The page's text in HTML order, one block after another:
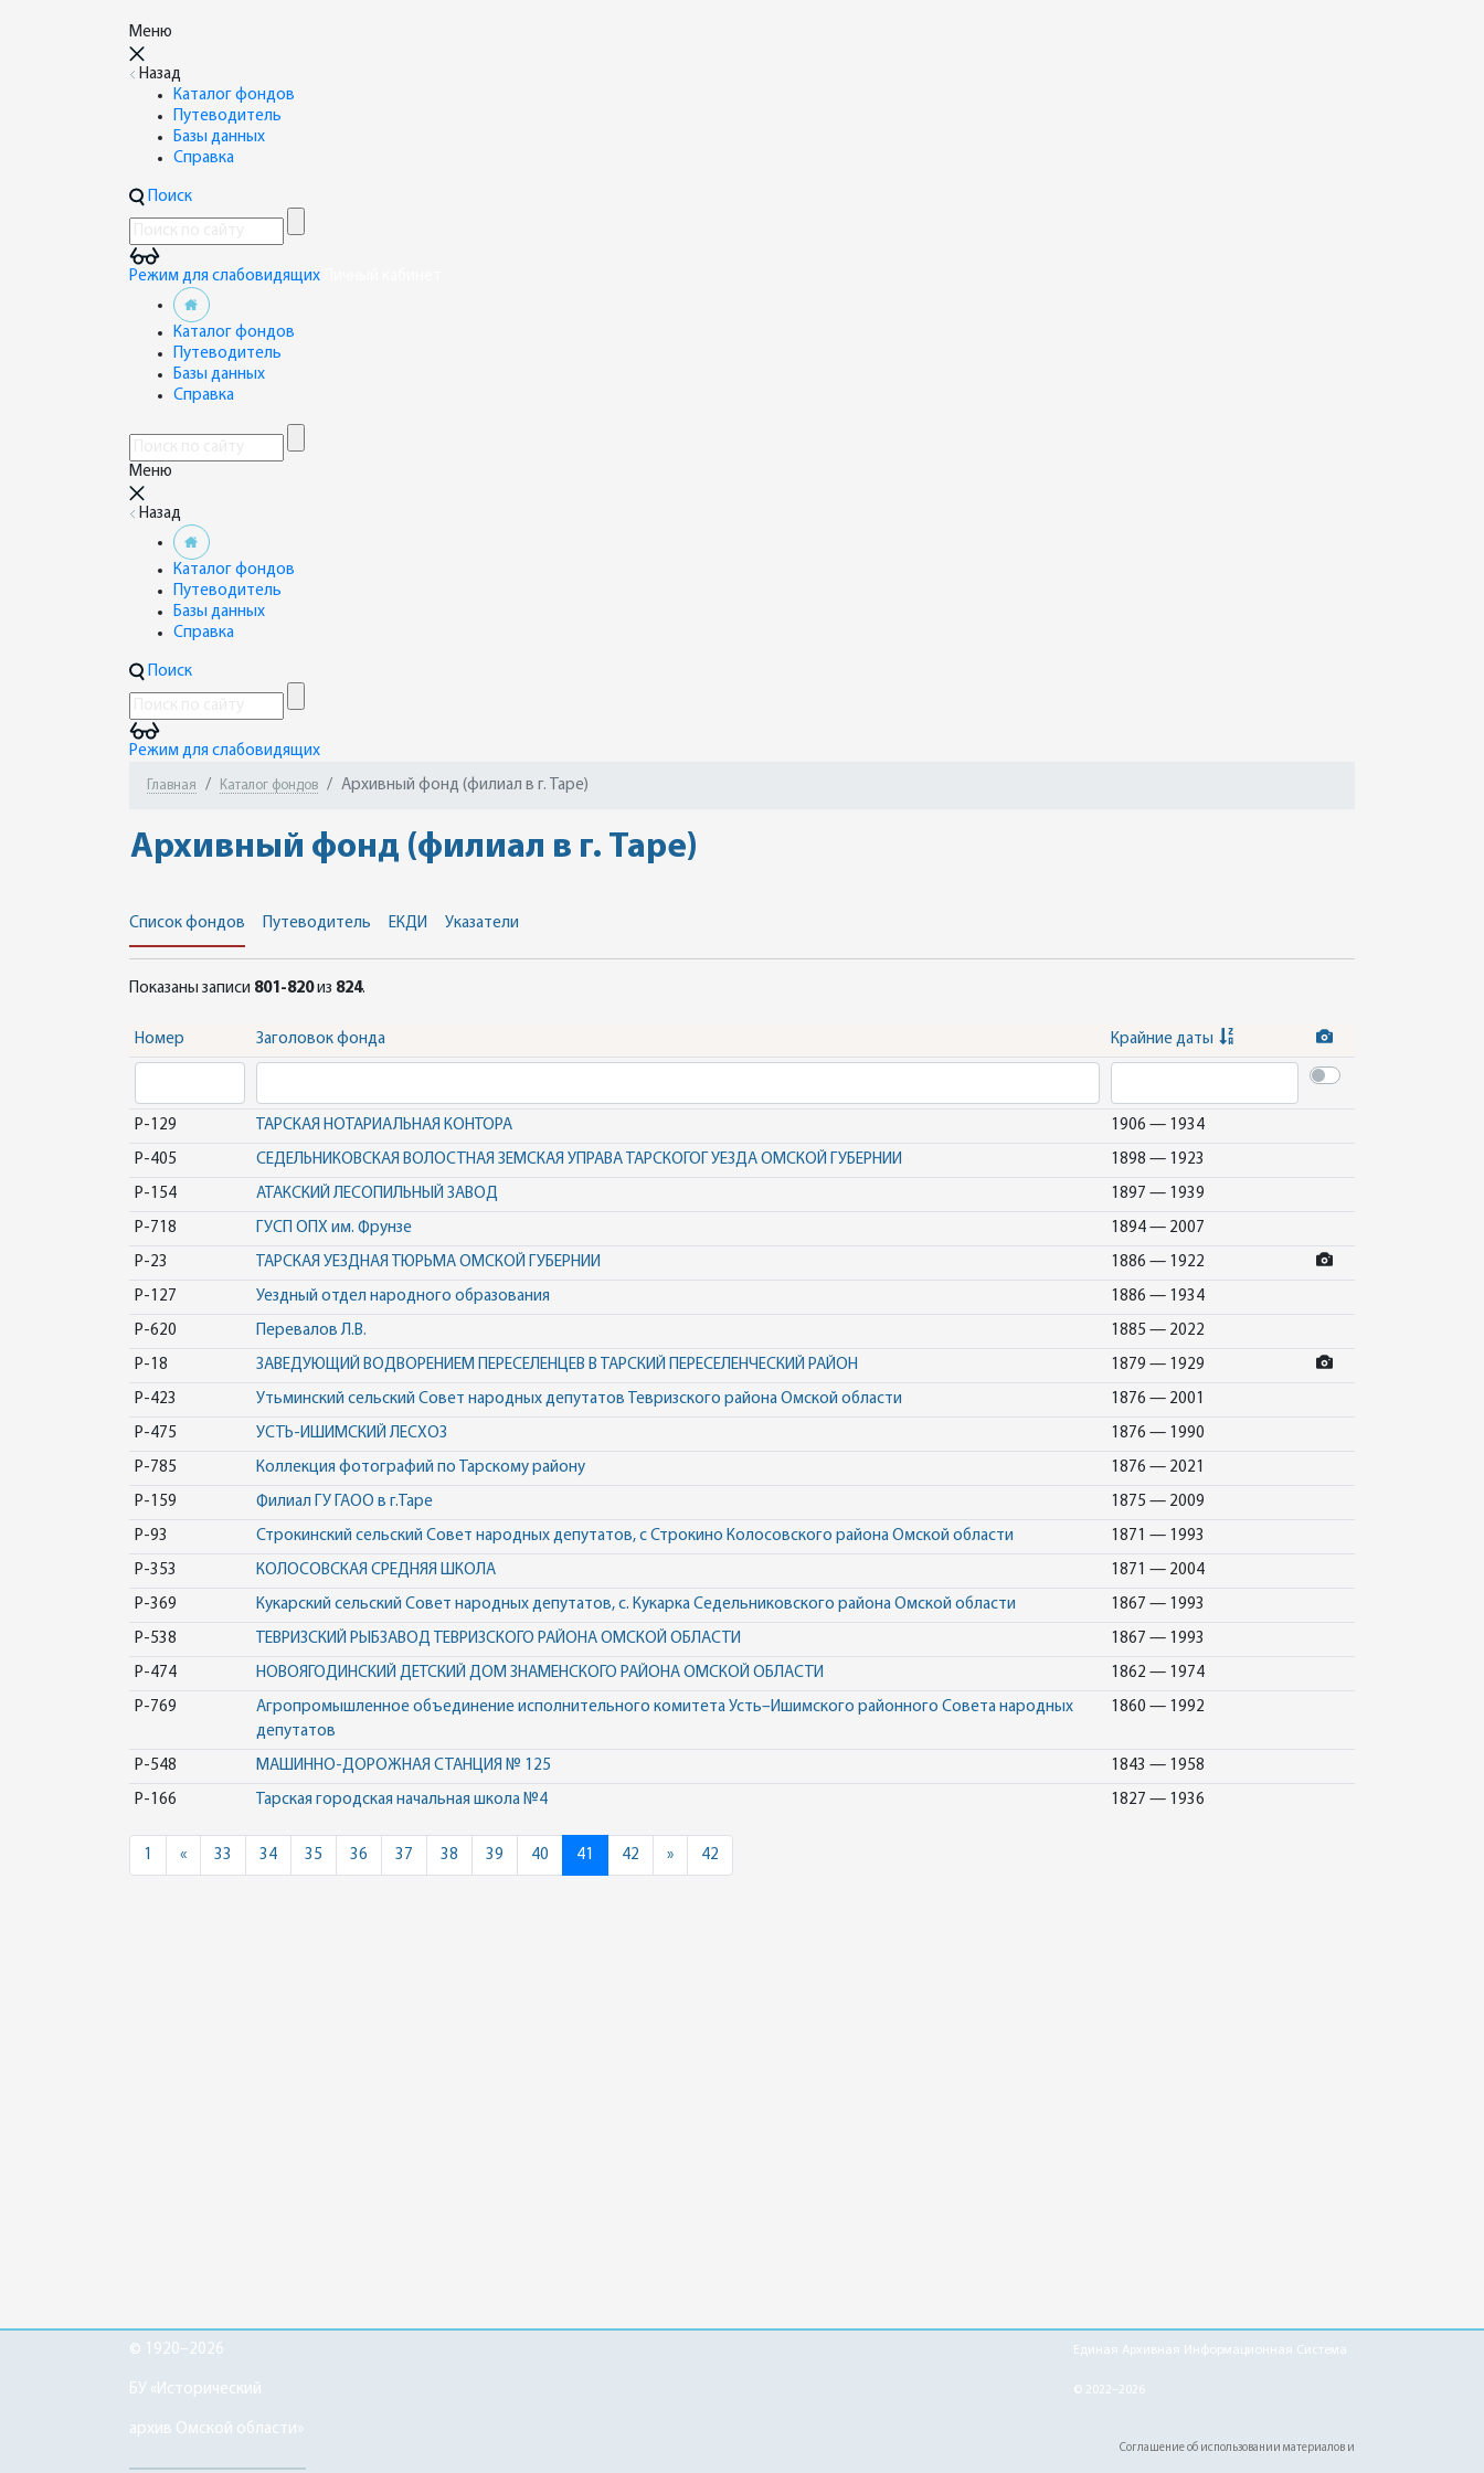
Меню
Назад
Каталог фондов
Путеводитель
Базы данных
Справка
Поиск
Режим для слабовидящих
Каталог фондов
Путеводитель
Базы данных
Справка
Меню
Назад
Каталог фондов
Путеводитель
Базы данных
Справка
Поиск
Режим для слабовидящих
Главная Каталог фондов Архивный фонд (филиал в г. Таре)
Архивный фонд (филиал в г. Таре)
Список фондов Путеводитель ЕКДИ Указатели
Показаны записи 801-820из 824.
Номер Заголовок фонда Крайние даты
Р-129 ТАРСКАЯ НОТАРИАЛЬНАЯ КОНТОРА 1906 — 1934
Р-405 СЕДЕЛЬНИКОВСКАЯ ВОЛОСТНАЯ ЗЕМСКАЯ УПРАВА ТАРСКОГОГ УЕЗДА ОМСКОЙ ГУБЕРНИИ 1898 — 1923
Р-154 АТАКСКИЙ ЛЕСОПИЛЬНЫЙ ЗАВОД 1897 — 1939
Р-718 ГУСП ОПХ им. Фрунзе 1894 — 2007
Р-23 ТАРСКАЯ УЕЗДНАЯ ТЮРЬМА ОМСКОЙ ГУБЕРНИИ 1886 — 1922
Р-127 Уездный отдел народного образования 1886 — 1934
Р-620 Перевалов Л.В. 1885 — 2022
Р-18 ЗАВЕДУЮЩИЙ ВОДВОРЕНИЕМ ПЕРЕСЕЛЕНЦЕВ В ТАРСКИЙ ПЕРЕСЕЛЕНЧЕСКИЙ РАЙОН 1879 — 1929
Р-423 Утьминский сельский Совет народных депутатов Тевризского района Омской области 1876 — 2001
Р-475 УСТЬ-ИШИМСКИЙ ЛЕСХОЗ 1876 — 1990
Р-785 Коллекция фотографий по Тарскому району 1876 — 2021
Р-159 Филиал ГУ ГАОО в г.Таре 1875 — 2009
Р-93 Строкинский сельский Совет народных депутатов, с Строкино Колосовского района Омской области 1871 — 1993
Р-353 КОЛОСОВСКАЯ СРЕДНЯЯ ШКОЛА 1871 — 2004
Р-369 Кукарский сельский Совет народных депутатов, с. Кукарка Седельниковского района Омской области 1867 — 1993
Р-538 ТЕВРИЗСКИЙ РЫБЗАВОД ТЕВРИЗСКОГО РАЙОНА ОМСКОЙ ОБЛАСТИ 1867 — 1993
Р-474 НОВОЯГОДИНСКИЙ ДЕТСКИЙ ДОМ ЗНАМЕНСКОГО РАЙОНА ОМСКОЙ ОБЛАСТИ 1862 — 1974
Р-769
Агропромышленное объединение исполнительного комитета Усть–Ишимского районного Совета народных
депутатов
1860 — 1992
Р-548 МАШИННО-ДОРОЖНАЯ СТАНЦИЯ № 125 1843 — 1958
Р-166 Тарская городская начальная школа №4 1827 — 1936
1 «Previous
33 34 35 36 37 38 39 40 41 42 »Next42
© 1920–2026
БУ «Исторический
архив Омской области»
Единая Архивная Информационная Система
© 2022–2026
Соглашение об использовании материалов и